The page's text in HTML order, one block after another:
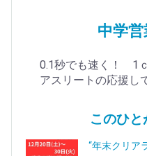
中学
0.1秒でも速く！ 1
アスリートの応援し
このひ
“年末クリア